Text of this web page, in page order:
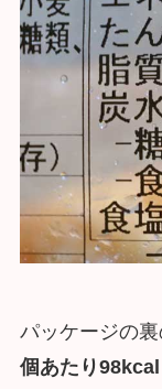
パッケージの
個あたり